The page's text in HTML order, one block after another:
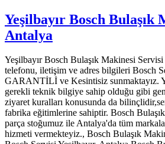
Yeşilbayır Bosch Bulaşık
Antalya
Yeşilbayır Bosch Bulaşık Makinesi
telefonu, iletişim ve adres bilgileri Bosch
GARANTİLİ ve Kesintisiz sunmaktayız.
gerekli teknik bilgiye sahip olduğu gibi
ziyaret kuralları konusunda da
fabrika eğitimlerine sahiptir. Bosch
parça stoğumuz ile Antalya'da tüm
hizmeti vermekteyiz., Bosch Bulaşık